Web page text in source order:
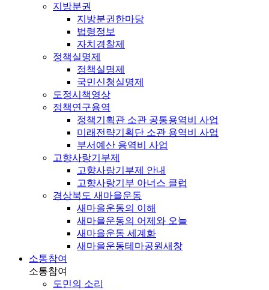
지방분권
지방분권한마당
법령정보
자치경찰제
정책실명제
정책실명제
국민신청실명제
도정시책영상
정책연구용역
정책기획관 소관 공통용역비 사업
미래전략기획단 소관 용역비 사업
부서예산 용역비 사업
고향사랑기부제
고향사랑기부제 안내
고향사랑기부 아너스 클럽
경상북도 새마을운동
새마을운동의 이해
새마을운동의 어제와 오늘
새마을운동 세계화
새마을운동테마공원새창
소통참여
소통참여
도민의 소리